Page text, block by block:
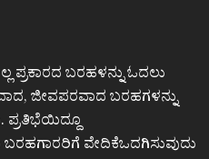
ಪ್ರಕಾರದ ಬರಹಳನ್ನು ಓದಲು
ಜೀವಪರವಾದ ಬರಹಗಳನ್ನು
ಪ್ರತಿಭೆಯಿದ್ದೂ
ವೇದಿಕೆಒದಗಿಸುವುದು